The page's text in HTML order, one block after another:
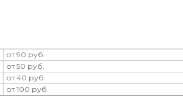
от 90 руб.
от 50 руб.
от 40 руб.
от 100 руб.